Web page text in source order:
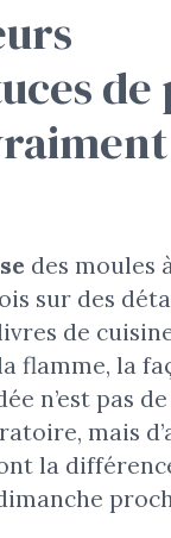
de
des moules
sur des
de
flamme, la
n’est pas de
mais
la